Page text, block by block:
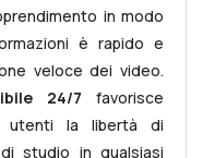
in modo
è rapido e
veloce dei video.
24/7 favorisce
utenti la libertà di
studio in qualsiasi